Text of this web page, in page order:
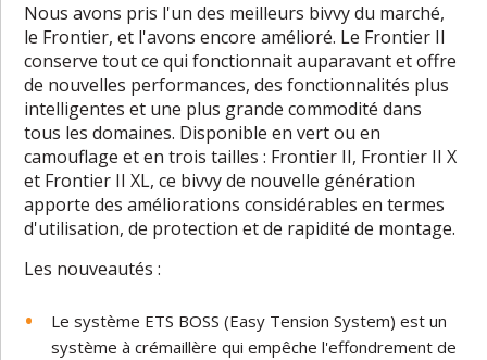
Nous avons pris l'un des meilleurs bivvy du marché,
le Frontier, et l'avons encore amélioré. Le Frontier II
conserve tout ce qui fonctionnait auparavant et offre
de nouvelles performances, des fonctionnalités plus
intelligentes et une plus grande commodité dans
tous les domaines. Disponible en vert ou en
camouflage et en trois tailles : Frontier II, Frontier II X
et Frontier II XL, ce bivvy de nouvelle génération
apporte des améliorations considérables en termes
d'utilisation, de protection et de rapidité de montage.
Les nouveautés :
Le système ETS BOSS (Easy Tension System) est un
système à crémaillère qui empêche l'effondrement de